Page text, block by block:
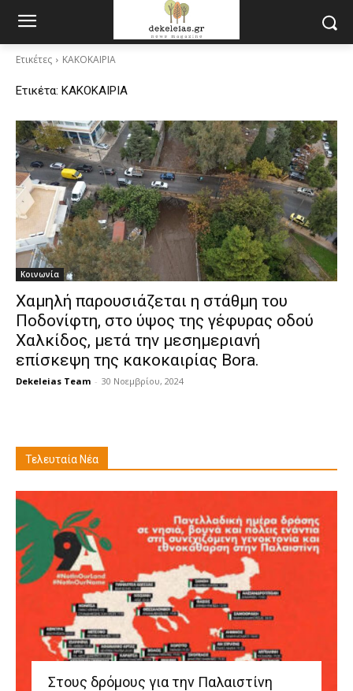
Ετικέτες ΚΑΚΟΚΑΙΡΙΑ
Ετικέτα: ΚΑΚΟΚΑΙΡΙΑ
Κοινωνία
Χαμηλή παρουσιάζεται η στάθμη του
Ποδονίφτη, στο ύψος της γέφυρας οδού
Χαλκίδος, μετά την μεσημεριανή
επίσκεψη της κακοκαιρίας Bora.
Dekeleias Team - 30 Νοεμβρίου, 2024
Τελευταία Νέα
Στους δρόμους για την Παλαιστίνη